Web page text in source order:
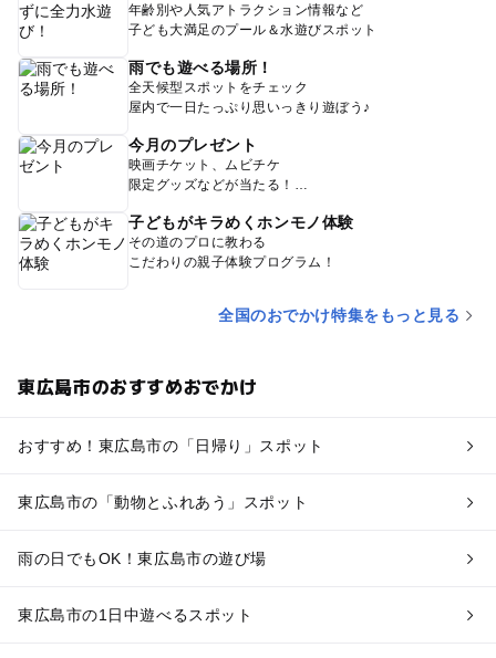
年齢別や人気アトラクション情報など
子ども大満足のプール＆水遊びスポット
雨でも遊べる場所！
全天候型スポットをチェック
屋内で一日たっぷり思いっきり遊ぼう♪
今月のプレゼント
映画チケット、ムビチケ
限定グッズなどが当たる！
子どもがキラめくホンモノ体験
その道のプロに教わる
こだわりの親子体験プログラム！
全国のおでかけ特集をもっと見る
東広島市のおすすめおでかけ
おすすめ！東広島市の「日帰り」スポット
東広島市の「動物とふれあう」スポット
雨の日でもOK！東広島市の遊び場
東広島市の1日中遊べるスポット